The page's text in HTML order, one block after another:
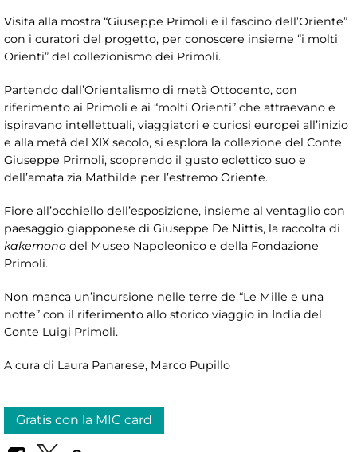
Visita alla mostra “Giuseppe Primoli e il fascino dell’Oriente”
con i curatori del progetto, per conoscere insieme “i molti
Orienti” del collezionismo dei Primoli.
Partendo dall’Orientalismo di metà Ottocento, con
riferimento ai Primoli e ai “molti Orienti” che attraevano e
ispiravano intellettuali, viaggiatori e curiosi europei all’inizio
e alla metà del XIX secolo, si esplora la collezione del Conte
Giuseppe Primoli, scoprendo il gusto eclettico suo e
dell’amata zia Mathilde per l’estremo Oriente.
Fiore all’occhiello dell’esposizione, insieme al ventaglio con
paesaggio giapponese di Giuseppe De Nittis, la raccolta di
kakemono del Museo Napoleonico e della Fondazione
Primoli.
Non manca un’incursione nelle terre de “Le Mille e una
notte” con il riferimento allo storico viaggio in India del
Conte Luigi Primoli.
A cura di Laura Panarese, Marco Pupillo
Gratis con la MIC card